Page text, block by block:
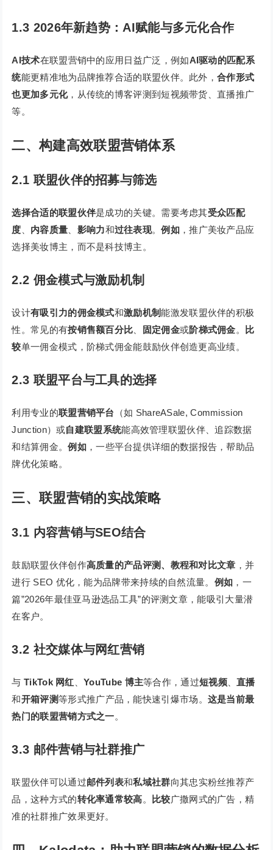
1.3 2026年新趋势：AI赋能与多元化合作
AI技术在联盟营销中的应用日益广泛，例如AI驱动的匹配系
统能更精准地为品牌推荐合适的联盟伙伴。此外，合作形式
也更加多元化，从传统的博客评测到短视频带货、直播推广
等。
二、构建高效联盟营销体系
2.1 联盟伙伴的招募与筛选
选择合适的联盟伙伴是成功的关键。需要考虑其受众匹配
度
内容质量 影响力和过往表现。例如 ，推广美妆产品应
选择美妆博主，而不是科技博主。
2.2 佣金模式与激励机制
设计有吸引力的佣金模式和激励机制能激发联盟伙伴的积极
性。常见的有按销售额百分比 固定佣金或阶梯式佣金。
比
较单一佣金模式，阶梯式佣金能鼓励伙伴创造更高业绩。
2.3 联盟平台与工具的选择
利用专业的联盟营销平台
（如 ShareASale, Commission
Junction）或自建联盟系统能高效管理联盟伙伴、追踪数据
和结算佣金。例如 ，一些平台提供详细的数据报告，帮助品
牌优化策略。
三、联盟营销的实战策略
3.1 内容营销与SEO结合
鼓励联盟伙伴创作高质量的产品评测、教程和对比文章 ，并
进行 SEO 优化，能为品牌带来持续的自然流量。 例如 ，一
篇”2026年最佳亚马逊选品工具”的评测文章，能吸引大量潜
在客户。
3.2 社交媒体与网红营销
与TikTok 网红 、YouTube 博主等合作，通过短视频、直播
和开箱评测等形式推广产品，能快速引爆市场。 这是当前最
热门的联盟营销方式之一。
3.3 邮件营销与社群推广
联盟伙伴可以通过邮件列表和私域社群向其忠实粉丝推荐产
品，这种方式的转化率通常较高。 比较广撒网式的广告，精
准的社群推广效果更好。